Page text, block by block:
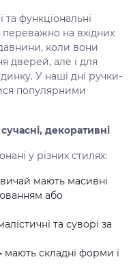
функціональні
на вхідних
давнини, коли вони
дверей, але і для
У наші дні ручки-
популярними
декоративні
у різних стилях:
мають масивні
або
та суворі за
мають складні форми і